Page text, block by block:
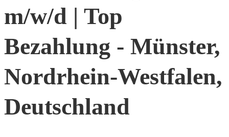
m/w/d | Top
Bezahlung - Münster,
Nordrhein-Westfalen,
Deutschland